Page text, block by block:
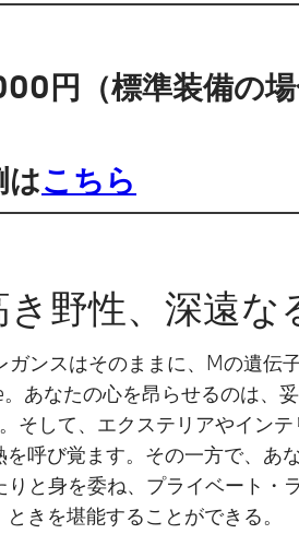
円（標準装備の場
こちら
野性、深遠な
ンスはそのままに、Mの遺伝
あなたの心を昂らせるのは、
そして、エクステリアやイン
呼び覚ます。その一方で、あ
と身を委ね、プライベート・
ときを堪能することができる。